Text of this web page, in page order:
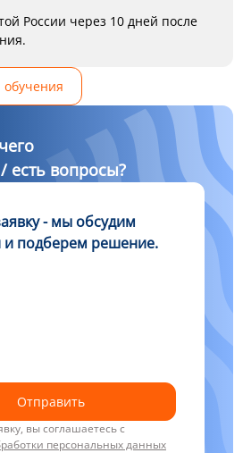
России через 10 дней после
есть вопросы?
- мы обсудим
и подберем решение.
Отправить
вы соглашаетесь с
персональных данных